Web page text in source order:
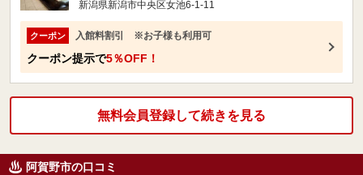
新潟県新潟市中央区女池6-1-11
クーポン 入館料割引 ※お子様も利用可
クーポン提示で5％OFF！
無料会員登録して続きを見る
阿賀野市の口コミ